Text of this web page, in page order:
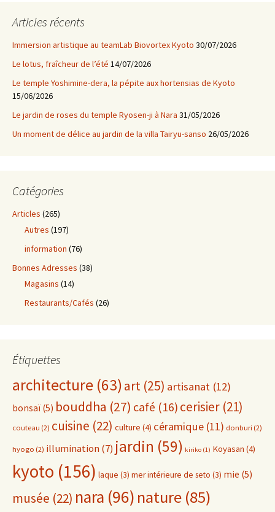
o
o
k
er
Articles récents
Immersion artistique au teamLab Biovortex Kyoto 30/07/2026
Le lotus, fraîcheur de l’été 14/07/2026
Le temple Yoshimine-dera, la pépite aux hortensias de Kyoto
15/06/2026
Le jardin de roses du temple Ryosen-ji à Nara 31/05/2026
Un moment de délice au jardin de la villa Tairyu-sanso 26/05/2026
Catégories
Articles (265)
Autres (197)
information (76)
Bonnes Adresses (38)
Magasins (14)
Restaurants/Cafés (26)
Étiquettes
architecture (63)art (25) artisanat (12)
bonsaï (5) bouddha (27) café (16) cerisier (21)
couteau (2) cuisine (22) culture (4) céramique (11) donburi (2)
hyogo (2) illumination(7) jardin (59) kiriko (1) Koyasan (4)
kyoto (156) laque (3) mer intérieure de seto (3) mie (5)
musée (22) nara (96) nature (85)